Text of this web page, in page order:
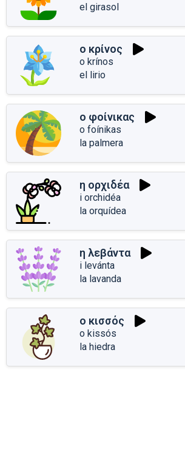
el girasol
ο κρίνος
o krínos
el lirio
ο φοίνικας
o foínikas
la palmera
η ορχιδέα
i orchidéa
la orquídea
η λεβάντα
i levánta
la lavanda
ο κισσός
o kissós
la hiedra